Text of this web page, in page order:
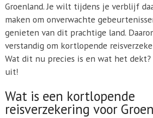
Groenland. Je wilt tijdens je verblijf
maken om onverwachte
genieten van dit prachtige land.
verstandig om kortlopende
Wat dit nu precies is en wat het
uit!
Wat is een kortlopende
reisverzekering voor